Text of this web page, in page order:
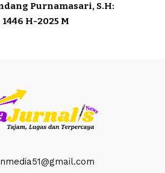
Purnamasari, S.H:
H-2025 M